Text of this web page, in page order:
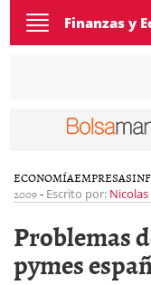
Toggle
navigation
Finanzas y
ECONOMÍAEMPRESAS
2009- Escrito por:
Problemas
pymes